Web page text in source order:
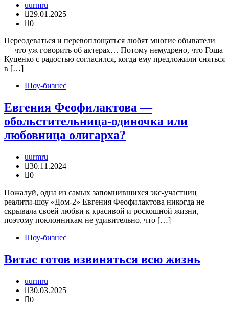
uurmru
29.01.2025
0
Переодеваться и перевоплощаться любят многие обыватели
— что уж говорить об актерах… Потому немудрено, что Гоша
Куценко с радостью согласился, когда ему предложили сняться
в […]
Шоу-бизнес
Евгения Феофилактова —
обольстительница-одиночка или
любовница олигарха?
uurmru
30.11.2024
0
Пожалуй, одна из самых запомнившихся экс-участниц
реалити-шоу «Дом-2» Евгения Феофилактова никогда не
скрывала своей любви к красивой и роскошной жизни,
поэтому поклонникам не удивительно, что […]
Шоу-бизнес
Витас готов извиняться всю жизнь
uurmru
30.03.2025
0